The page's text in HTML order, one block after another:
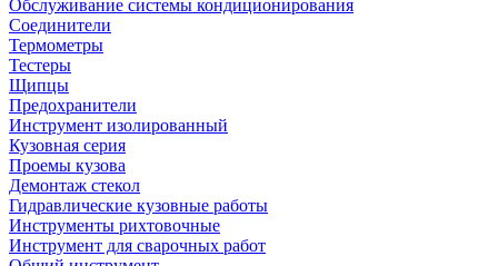
Обслуживание системы кондиционирования
Соединители
Термометры
Тестеры
Щипцы
Предохранители
Инструмент изолированный
Кузовная серия
Проемы кузова
Демонтаж стекол
Гидравлические кузовные работы
Инструменты рихтовочные
Инструмент для сварочных работ